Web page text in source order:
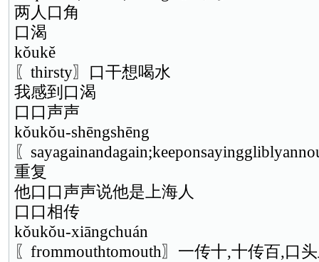
两人口角
口渴
kǒukě
〖thirsty〗口干想喝水
我感到口渴
口口声声
kǒukǒu-shēngshēng
〖
重复
他口口声声说他是上海人
口口相传
kǒukǒu-xiāngchuán
〖frommouthtomouth〗一传十,十传百,口